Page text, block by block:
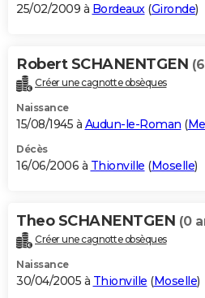
25/02/2009 à Bordeaux(Gironde)
Robert SCHANENTGEN
Créer une cagnotte obsèques
Naissance
15/08/1945 à Audun-le-Roman (
Décès
16/06/2006 à Thionville (Moselle)
Theo SCHANENTGEN (0
Créer une cagnotte obsèques
Naissance
30/04/2005 à Thionville (Moselle)